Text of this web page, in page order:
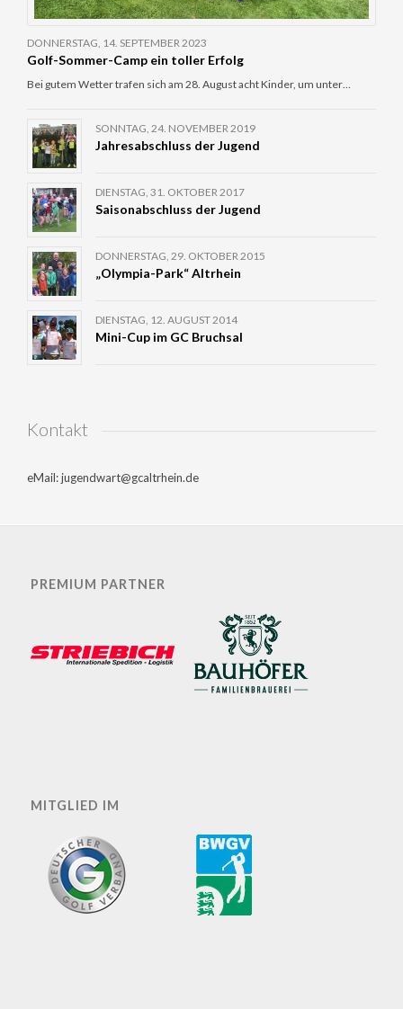
DONNERSTAG, 14. SEPTEMBER 2023
Golf-Sommer-Camp ein toller Erfolg
Bei gutem Wetter trafen sich am 28. August acht Kinder, um unter…
SONNTAG, 24. NOVEMBER 2019
Jahresabschluss der Jugend
DIENSTAG, 31. OKTOBER 2017
Saisonabschluss der Jugend
DONNERSTAG, 29. OKTOBER 2015
„Olympia-Park“ Altrhein
DIENSTAG, 12. AUGUST 2014
Mini-Cup im GC Bruchsal
Kontakt
eMail: jugendwart@gcaltrhein.de
PREMIUM PARTNER
MITGLIED IM